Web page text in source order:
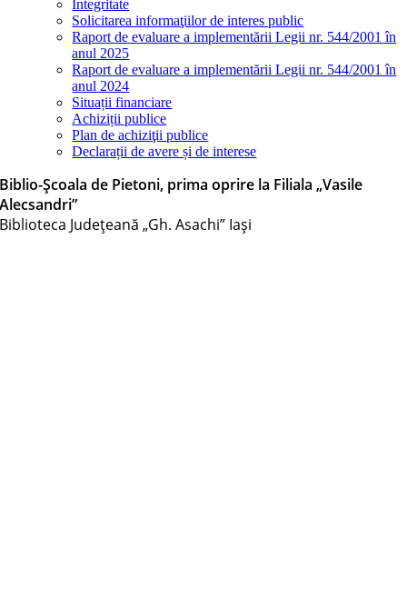
Integritate
Solicitarea informaţiilor de interes public
Raport de evaluare a implementării Legii nr. 544/2001 în
anul 2025
Raport de evaluare a implementării Legii nr. 544/2001 în
anul 2024
Situații financiare
Achiziții publice
Plan de achiziţii publice
Declarații de avere și de interese
Biblio-Școala de Pietoni, prima oprire la Filiala „Vasile
Alecsandri”
Biblioteca Judeţeană „Gh. Asachi” Iaşi